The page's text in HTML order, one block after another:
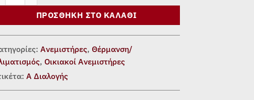
ΠΡΟΣΘΉΚΗ ΣΤΟ ΚΑΛΆΘΙ
Ανεμιστήρες,Θέρμανση/
,Οικιακοί Ανεμιστήρες
Α Διαλογής